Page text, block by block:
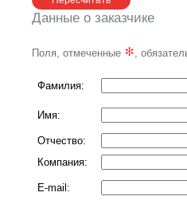
Данные о заказчике
Поля, отмеченные *,
Фамилия:
Имя:
Отчество:
Компания:
E-mail: